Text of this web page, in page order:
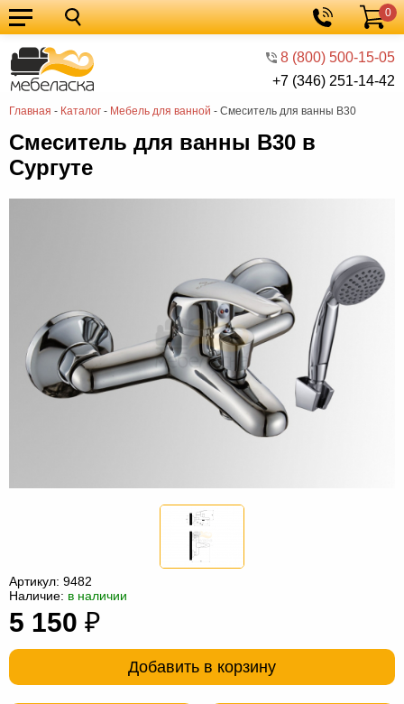
8 (800) 500-15-05
+7 (346) 251-14-42
Корзина
0
Главная - Каталог - Мебель для ванной - Смеситель для ванны В30
Кухонные
гарнитуры
Мебель
для
кухни
Мебель
для
спальни
Кровати
Шкафы
Диваны
гостиную
для
прихожей
Столы
Комоды
мешки
Мебель
из
Садовая
Смеситель для ванны В30 в
Сургуте
Артикул: 9482
Наличие: в наличии
5 150 ₽
Добавить в корзину